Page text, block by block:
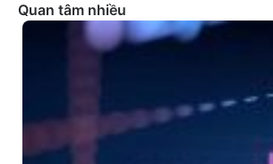
Quan tâm nhiều